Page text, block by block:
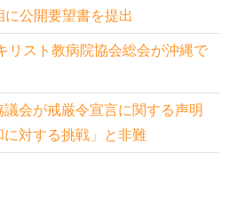
に公開要望書を提出
リスト教病院協会総会が沖縄で
議会が戒厳令宣言に関する声明
に対する挑戦」と非難